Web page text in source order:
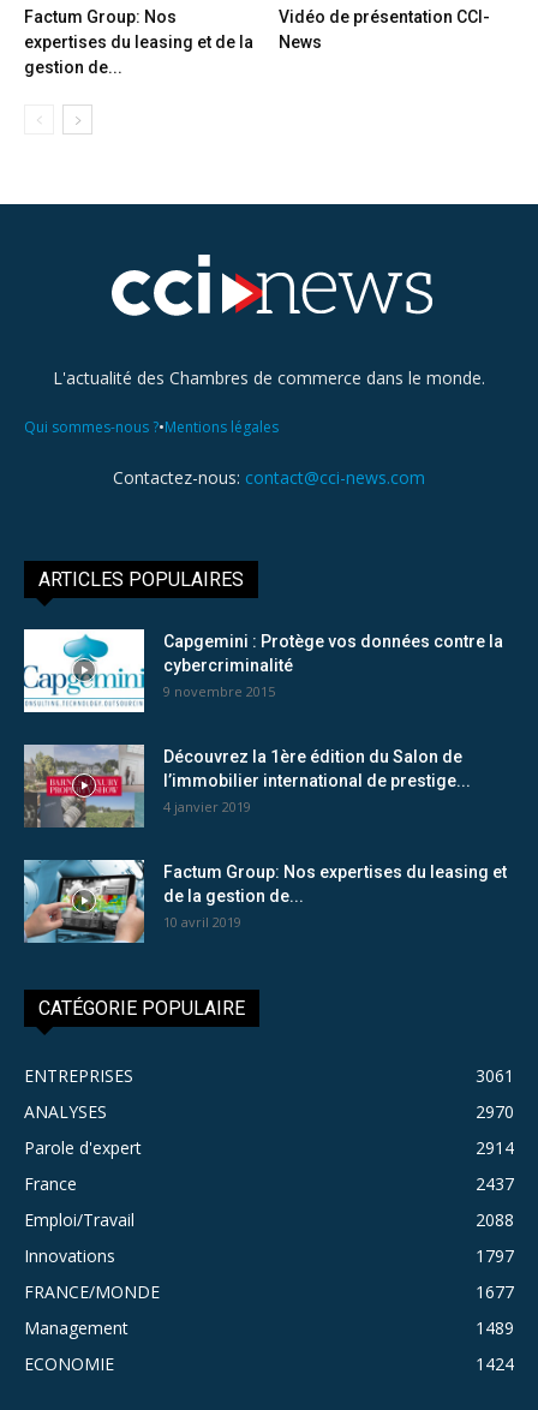
Factum Group: Nos
expertises du leasing et de la
gestion de...
Vidéo de présentation CCI-
News
L'actualité des Chambres de commerce dans le monde.
Qui sommes-nous ?•Mentions légales
Contactez-nous: contact@cci-news.com
ARTICLES POPULAIRES
Capgemini : Protège vos données contre la
cybercriminalité
9 novembre 2015
Découvrez la 1ère édition du Salon de
l’immobilier international de prestige...
4 janvier 2019
Factum Group: Nos expertises du leasing et
de la gestion de...
10 avril 2019
CATÉGORIE POPULAIRE
ENTREPRISES
3061
ANALYSES
2970
Parole d'expert
2914
France
2437
Emploi/Travail
2088
Innovations
1797
FRANCE/MONDE
1677
Management
1489
ECONOMIE
1424